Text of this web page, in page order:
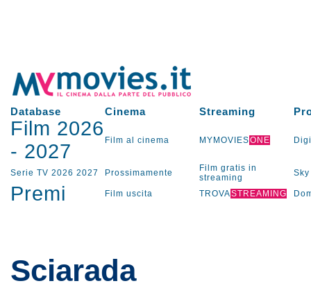
Database Cinema Streaming
Film 2026
- 2027 Film al cinema MYMOVIESONE
Serie TV 2026 2027 Prossimamente
Film gratis in
streaming
Sky
Premi Film uscita TROVASTREAMING
Sciarada